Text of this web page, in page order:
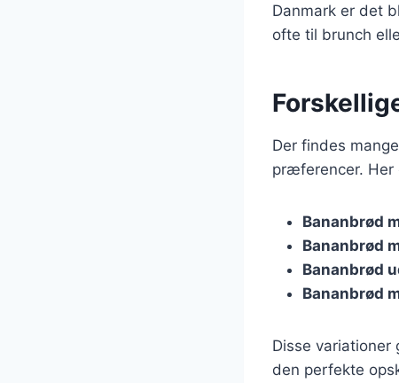
Danmark er det
ofte til brunch
Der findes
præferencer. Her
Bananbrød
Bananbrød
Bananbrød
Bananbrød
Disse variationer
den perfekte